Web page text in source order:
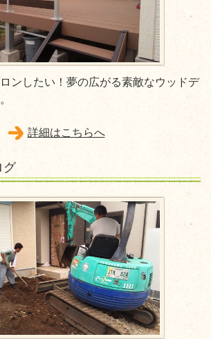
ンしたい！夢の広がる素敵なウッドデ
詳細はこちらへ
グ